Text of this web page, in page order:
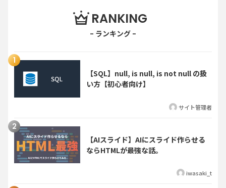
RANKING
【SQL】null, is null, is not null の扱
い方【初心者向け】
サイト管理者
【AIスライド】AIにスライド作らせる
ならHTMLが最強な話。
iwasaki_t